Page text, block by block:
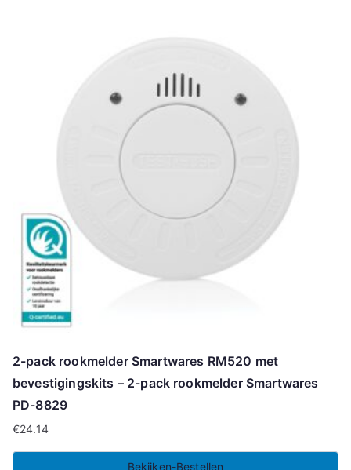
2-pack rookmelder Smartwares RM520 met
bevestigingskits – 2-pack rookmelder Smartwares
PD-8829
€24.14
Bekijken-Bestellen